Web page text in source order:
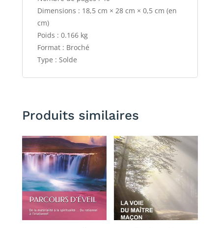
Dimensions : 18,5 cm × 28 cm × 0,5 cm (en
cm)
Poids : 0.166 kg
Format : Broché
Type : Solde
Produits similaires